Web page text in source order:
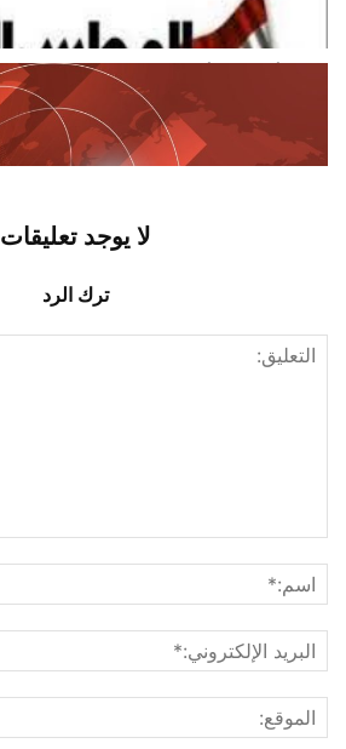
اخبار محلية أغسطس 8, 2026
مركز أوروبي: أكثر من 240 إصابة
بفيروس حمى غرب النيل في...
اخبار دولية أغسطس 8, 2026
لا يوجد تعليقات
ترك الرد